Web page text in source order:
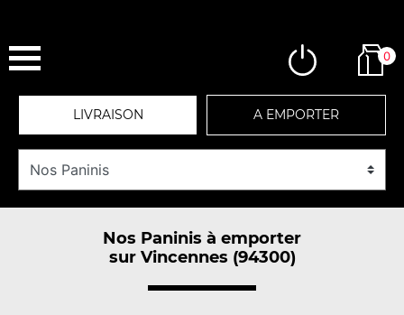
0
LIVRAISON A EMPORTER
Nos Paninis à emporter
sur Vincennes (94300)